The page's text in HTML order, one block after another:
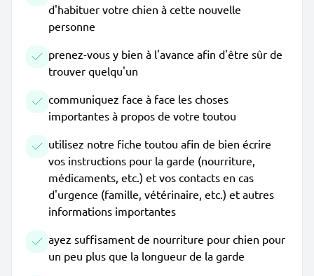
d'habituer votre chien à cette nouvelle
personne
prenez-vous y bien à l'avance afin d'être sûr de
trouver quelqu'un
communiquez face à face les choses
importantes à propos de votre toutou
utilisez notre fiche toutou afin de bien écrire
vos instructions pour la garde (nourriture,
médicaments, etc.) et vos contacts en cas
d'urgence (famille, vétérinaire, etc.) et autres
informations importantes
ayez suffisament de nourriture pour chien pour
un peu plus que la longueur de la garde